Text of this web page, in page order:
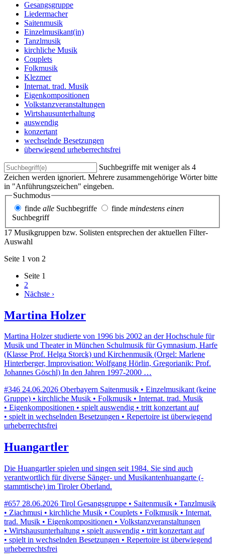
Gesangsgruppe
Liedermacher
Saitenmusik
Einzelmusikant(in)
Tanzlmusik
kirchliche Musik
Couplets
Folkmusik
Klezmer
Internat. trad. Musik
Eigenkompositionen
Volkstanzveranstaltungen
Wirtshausunterhaltung
auswendig
konzertant
wechselnde Besetzungen
überwiegend urheberrechtsfrei
Suchbegriffe mit weniger als 4
Zeichen werden ignoriert. Mehrere zusammengehörige Wörter bitte
in "Anführungszeichen" eingeben.
Suchmodus
finde alle Suchbegriffe finde mindestens einen
Suchbegriff
17 Musikgruppen bzw. Solisten entsprechen der aktuellen Filter-
Auswahl
Seite 1 von 2
Seite 1
2
Nächste ›
Martina Holzer
Martina Holzer studierte von 1996 bis 2002 an der Hochschule für
Musik und Theater in München Schulmusik für Gymnasium, Harfe
(Klasse Prof. Helga Storck) und Kirchenmusik (Orgel: Marlene
Hinterberger, Improvisation: Wolfgang Hörlin, Gregorianik: Prof.
Johannes Göschl) In den Jahren 1997-2000 …
#346 24.06.2026 Oberbayern Saitenmusik • Einzelmusikant (keine
Gruppe) • kirchliche Musik • Folkmusik • Internat. trad. Musik
• Eigenkompositionen • spielt auswendig • tritt konzertant auf
• spielt in wechselnden Besetzungen • Repertoire ist überwiegend
urheberrechtsfrei
Huangartler
Die Huangartler spielen und singen seit 1984. Sie sind auch
verantwortlich für diverse Sänger- und Musikantenhuangarte (-
stammtische) im Tiroler Oberland.
#657 28.06.2026 Tirol Gesangsgruppe • Saitenmusik • Tanzlmusik
• Ziachmusi • kirchliche Musik • Couplets • Folkmusik • Internat.
trad. Musik • Eigenkompositionen • Volkstanzveranstaltungen
• Wirtshausunterhaltung • spielt auswendig • tritt konzertant auf
• spielt in wechselnden Besetzungen • Repertoire ist überwiegend
urheberrechtsfrei